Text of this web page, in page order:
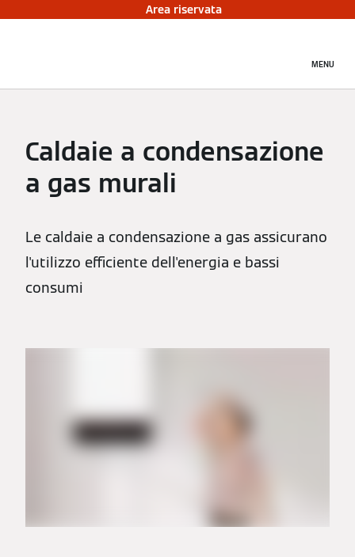
Area riservata
MENU
Caldaie a condensazione
a gas murali
Le caldaie a condensazione a gas assicurano
l'utilizzo efficiente dell'energia e bassi
consumi